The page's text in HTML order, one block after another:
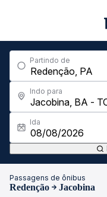
Partindo de
Indo para
Ida
Passagens de ônibus
Redenção Jacobina